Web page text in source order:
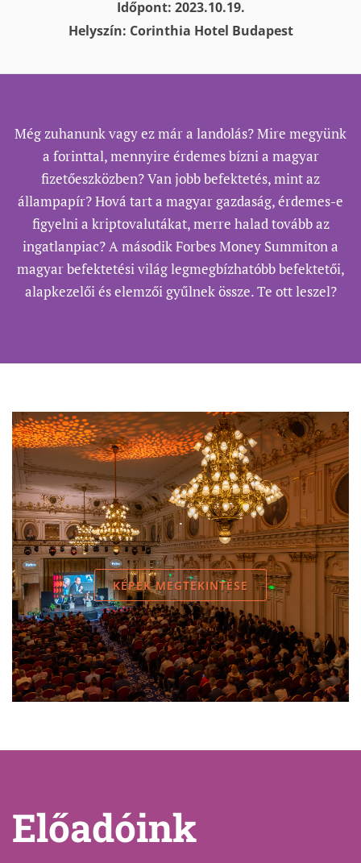
Időpont: 2023.10.19.
Helyszín: Corinthia Hotel Budapest
Még zuhanunk vagy ez már a landolás? Mire megyünk
a forinttal, mennyire érdemes bízni a magyar
fizetőeszközben? Van jobb befektetés, mint az
állampapír? Hová tart a magyar gazdaság, érdemes-e
figyelni a kriptovalutákat, merre halad tovább az
ingatlanpiac? A második Forbes Money Summiton a
magyar befektetési világ legmegbízhatóbb befektetői,
alapkezelői és elemzői gyűlnek össze. Te ott leszel?
.
KÉPEK MEGTEKINTÉSE
Előadóink